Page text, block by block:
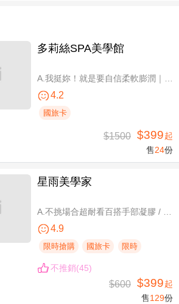
多莉絲SPA美學館
A.我挺妳！就是要自信柔軟膨潤｜美胸按摩全程35分(純手技) / B.《不限體驗單次券》我挺妳！就是要自信柔軟膨潤｜美胸按摩全程35分(純手技) / C.《不限體驗單次券》Plus升級：Chakra七脈輪精油-暨全身十四經絡舒壓60分(純手技) / D.《不限體驗單次券》燈泡美肌青春好氣色-高舒敏緊緻雙組合：鬆筋軟膜臉部課程共110分(純手技)
4.2
國旅卡
$1500 $399起
售24份
星雨美學家
A.不挑場合超耐看百搭手部凝膠 / B.經典私藏手部凝膠設計款 / C.讓指尖擦出高級感足部凝膠 / D.風靡小紅書足部凝膠設計款 / E.CUCCIO足深層去足繭保養 / F.自然輕盈無負擔-微妝3D 120根嫁接
4.9
限時搶購 國旅卡 限時
不推銷(45)
$600 $399起
售129份